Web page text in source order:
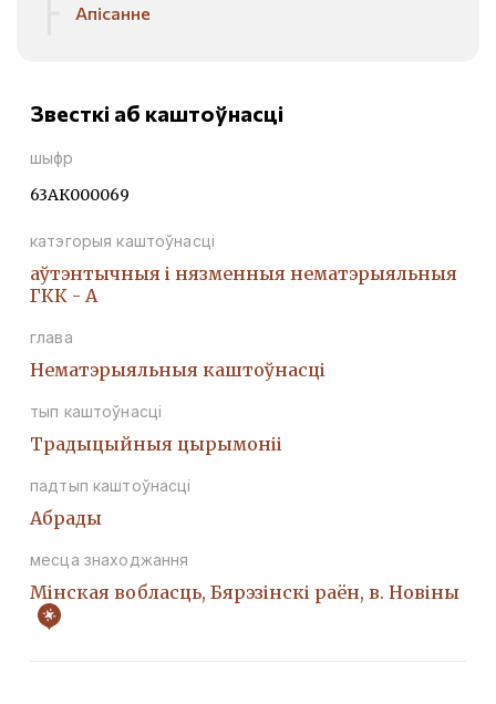
Апісанне
Звесткі аб каштоўнасці
шыфр
63АК000069
катэгорыя каштоўнасці
аўтэнтычныя і нязменныя нематэрыяльныя
ГКК - А
глава
Нематэрыяльныя каштоўнасці
тып каштоўнасці
Традыцыйныя цырымоніі
падтып каштоўнасці
Абрады
месца знаходжання
Мінская вобласць, Бярэзінскі раён, в. Новіны